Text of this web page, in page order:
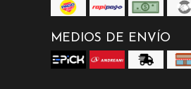
MEDIOS DE ENVÍO